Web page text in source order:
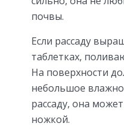
почвы.
Если рассаду
таблетках,
На поверхности
небольшое
рассаду, она
ножкой.